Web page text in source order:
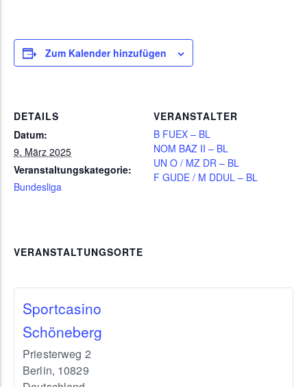
Zum Kalender hinzufügen
DETAILS
Datum:
9. März 2025
Veranstaltungskategorie:
Bundesliga
VERANSTALTER
B FUEX – BL
NOM BAZ II – BL
UN O / MZ DR – BL
F GUDE / M DDUL – BL
VERANSTALTUNGSORTE
Sportcasino
Schöneberg
Priesterweg 2
Berlin, 10829